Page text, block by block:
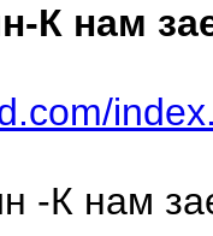
К нам
-К нам